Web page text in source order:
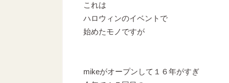
これは
ハロウィンのイベントで
始めたモノですが
mikeがオープンして１６年がすぎ